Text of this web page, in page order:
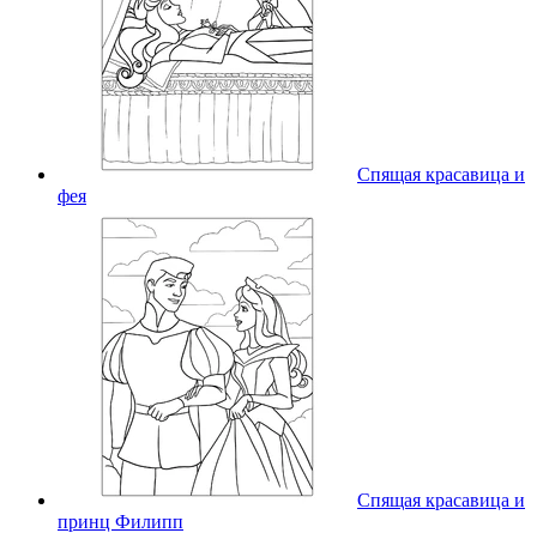
Спящая красавица и
фея
Спящая красавица и
принц Филипп